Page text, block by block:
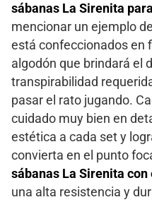
sábanas La Sirenita
mencionar un ejemplo
está confeccionados en
algodón que brindará el
transpirabilidad
pasar el rato jugando.
cuidado muy bien en
estética a cada set y
convierta en el punto
sábanas La Sirenita
una alta resistencia y